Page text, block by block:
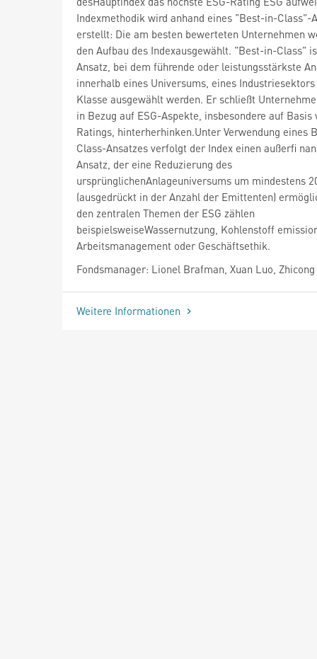
Indexmethodik wird anhand eines "Best-in-Class"-
erstellt: Die am besten bewerteten Unternehmen
den Aufbau des Indexausgewählt. "Best-in-Class"
Ansatz, bei dem führende oder leistungsstärkste
innerhalb eines Universums, eines
Klasse ausgewählt werden. Er schließt
in Bezug auf ESG-Aspekte, insbesondere auf Basis
Ratings, hinterherhinken.Unter Verwendung eines
Class-Ansatzes verfolgt der Index einen außerfi
Ansatz, der eine Reduzierung des
ursprünglichenAnlageuniversums um mindestens
(ausgedrückt in der Anzahl der Emittenten)
den zentralen Themen der ESG zählen
beispielsweiseWassernutzung, Kohlenstoff
Arbeitsmanagement oder Geschäftsethik.
Fondsmanager: Lionel Brafman, Xuan Luo,
Weitere Informationen